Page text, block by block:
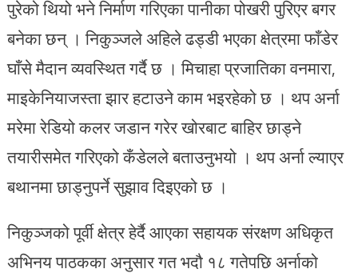
पुरेको थियो भने निर्माण गरिएका पानीका पोखरी पुरिएर बगर
बनेका छन् । निकुञ्जले अहिले ढड्डी भएका क्षेत्रमा फाँडेर
घाँसे मैदान व्यवस्थित गर्दै छ । मिचाहा प्रजातिका वनमारा,
माइकेनियाजस्ता झार हटाउने काम भइरहेको छ । थप अर्ना
मरेमा रेडियो कलर जडान गरेर खोरबाट बाहिर छाड्ने
तयारीसमेत गरिएको कँडेलले बताउनुभयो । थप अर्ना ल्याएर
बथानमा छाड्नुपर्ने सुझाव दिइएको छ ।
निकुञ्जको पूर्वी क्षेत्र हेर्दै आएका सहायक संरक्षण अधिकृत
अभिनय पाठकका अनुसार गत भदौ १८ गतेपछि अर्नाको